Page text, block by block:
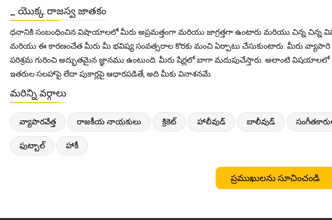
_ యొక్క రాజస్వ జాతకం
ధనానికి సంబంధించిన విషాయాలలో మీరు అప్రమత్తంగా మరియు జాగ్రత్తగా ఉంటారు మరియు చిన్న చిన్న
మరియు ఈ కారణంచేత మీరు మీ భవిష్య సంవత్సరాల కొరకు మంచి ఏర్పాటు చేసుకుంటారు. మీరు
పరిశ్రమ గురించి అద్భుతమైన జ్ఞానము ఉంటుంది. మీరు షేర్లలో బాగా మదుపుచేస్తారు. అలాంటి
ఇతరుల సలహాపై లేదా పుకార్లపై ఆధారపడితే, అది మీకు వినాశనమే.
మరిన్ని వర్గాలు
వ్యాపారవేత్త రాజకీయ నాయకులు క్రికెట్ హాలీవుడ్ బాలీవుడ్
ఫుట్బాల్ హాకీ
ప్రముఖులను సూచించండి